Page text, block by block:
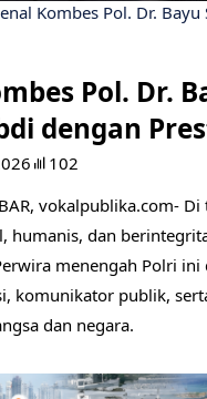
Kombes Pol. Dr.
Pol. Dr.
dengan
102
vokalpublika.com-
humanis, dan
menengah Polri
komunikator publik,
dan negara.